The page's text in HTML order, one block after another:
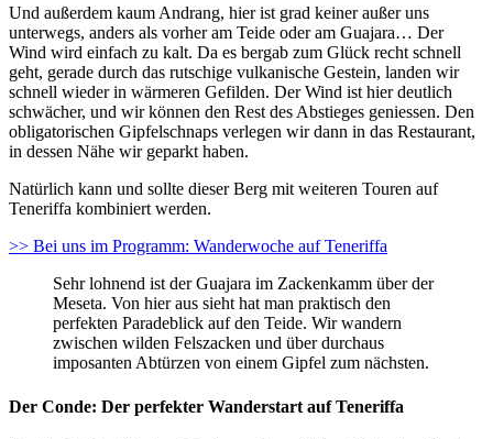
Und außerdem kaum Andrang, hier ist grad keiner außer uns
unterwegs, anders als vorher am Teide oder am Guajara… Der
Wind wird einfach zu kalt. Da es bergab zum Glück recht schnell
geht, gerade durch das rutschige vulkanische Gestein, landen wir
schnell wieder in wärmeren Gefilden. Der Wind ist hier deutlich
schwächer, und wir können den Rest des Abstieges geniessen. Den
obligatorischen Gipfelschnaps verlegen wir dann in das Restaurant,
in dessen Nähe wir geparkt haben.
Natürlich kann und sollte dieser Berg mit weiteren Touren auf
Teneriffa kombiniert werden.
>> Bei uns im Programm: Wanderwoche auf Teneriffa
Sehr lohnend ist der Guajara im Zackenkamm über der
Meseta. Von hier aus sieht hat man praktisch den
perfekten Paradeblick auf den Teide. Wir wandern
zwischen wilden Felszacken und über durchaus
imposanten Abtürzen von einem Gipfel zum nächsten.
Der Conde: Der perfekter Wanderstart auf Teneriffa